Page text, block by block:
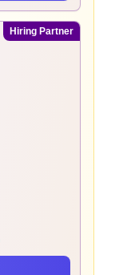
Hiring Partner